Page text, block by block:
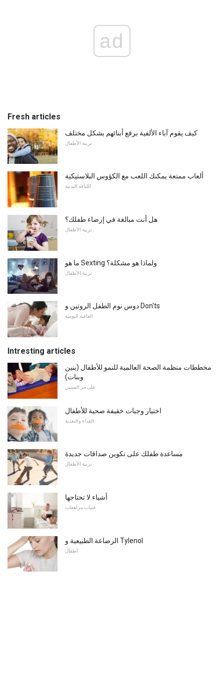
ad
Fresh articles
كيف يقوم آباء الألفية برفع أبنائهم بشكل مختلف
تربية الأطفال
ألعاب ممتعة يمكنك اللعب مع الكؤوس البلاستيكية
اللياقه البدنيه
هل أنت مبالغة في إرضاء طفلك؟
تربية الأطفال
ما هو Sexting ولماذا هو مشكلة؟
تربية الأطفال
دوس نوم الطفل الروتين و Don'ts
العافية اليومية
Intresting articles
مخططات منظمة الصحة العالمية للنمو للأطفال (بنين
وبنات)
على مر السنين
اختيار وجبات خفيفة صحية للأطفال
الغذاء والتغذية
مساعدة طفلك على تكوين صداقات جديدة
تربية الأطفال
أشياء لا تحتاجها
فتيات مراهقات
الرضاعة الطبيعية و Tylenol
أطفال